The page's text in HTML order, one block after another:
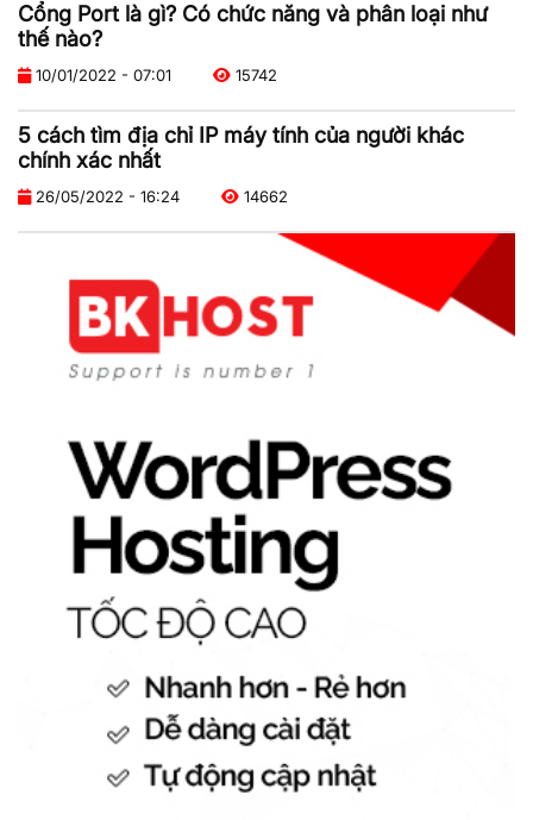
Cổng Port là gì? Có chức năng và phân loại như
thế nào?
10/01/2022 - 07:01 15742
5 cách tìm địa chỉ IP máy tính của người khác
chính xác nhất
26/05/2022 - 16:24 14662